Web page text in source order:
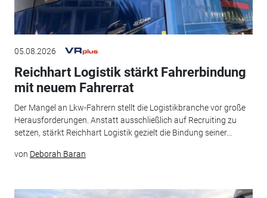
05.08.2026
Reichhart Logistik stärkt Fahrerbindung
mit neuem Fahrerrat
Der Mangel an Lkw-Fahrern stellt die Logistikbranche vor große
Herausforderungen. Anstatt ausschließlich auf Recruiting zu
setzen, stärkt Reichhart Logistik gezielt die Bindung seiner...
von Deborah Baran